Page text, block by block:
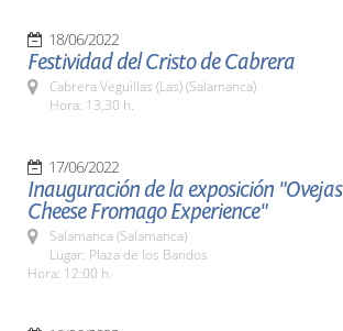
18/06/2022
Festividad del Cristo de Cabrera
Cabrera Veguillas (Las) (Salamanca)
Hora: 13,30 h.
17/06/2022
Inauguración de la exposición "Ovejas
Cheese Fromago Experience"
Salamanca (Salamanca)
Lugar: Plaza de los Bandos
Hora: 12:00 h.